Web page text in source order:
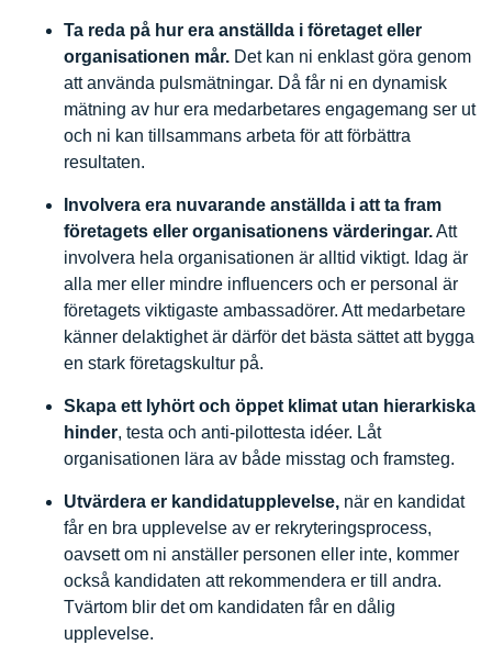
Ta reda på hur era anställda i företaget eller
organisationen mår. Det kan ni enklast göra genom
att använda pulsmätningar. Då får ni en dynamisk
mätning av hur era medarbetares engagemang ser ut
och ni kan tillsammans arbeta för att förbättra
resultaten.
Involvera era nuvarande anställda i att ta fram
företagets eller organisationens värderingar.Att
involvera hela organisationen är alltid viktigt. Idag är
alla mer eller mindre influencers och er personal är
företagets viktigaste ambassadörer. Att medarbetare
känner delaktighet är därför det bästa sättet att bygga
en stark företagskultur på.
Skapa ett lyhört och öppet klimat utan hierarkiska
hinder, testa och anti-pilottesta idéer. Låt
organisationen lära av både misstag och framsteg.
Utvärdera er kandidatupplevelse, när en kandidat
får en bra upplevelse av er rekryteringsprocess,
oavsett om ni anställer personen eller inte, kommer
också kandidaten att rekommendera er till andra.
Tvärtom blir det om kandidaten får en dålig
upplevelse.